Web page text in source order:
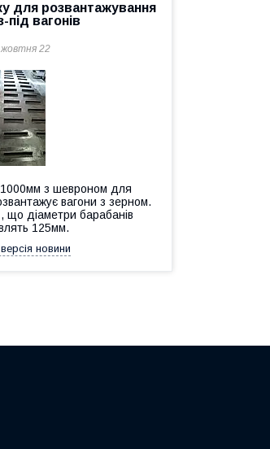
для розвантажування
під вагонів
22
з шевроном для
вагони з зерном.
що діаметри барабанів
125мм.
новини